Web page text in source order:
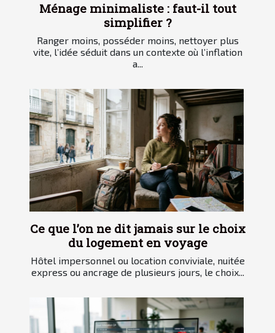
Ménage minimaliste : faut-il tout
simplifier ?
Ranger moins, posséder moins, nettoyer plus
vite, l’idée séduit dans un contexte où l’inflation
a...
Ce que l’on ne dit jamais sur le choix
du logement en voyage
Hôtel impersonnel ou location conviviale, nuitée
express ou ancrage de plusieurs jours, le choix...